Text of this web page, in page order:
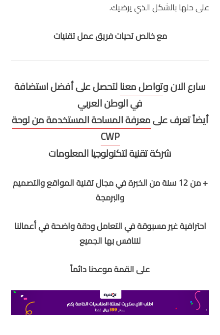
على حلها بالشكل الذي يرضيك.
مع خالص تحيات فريق عمل تقنيات
سارع الان وتواصل معنالتحصل على أفضل استضافة
في الوطن العربي
أيضاً تعرف علىمعرفة المساحة المستخدمة من لوحة
CWP
شركة تقنية لتكنولوجيا المعلومات
+ من 12 سنة من الخبرة في مجال تقنية المواقع والتصميم
والبرمجة
احترافية غير مسبوقة في التعامل ودقة واضحة في أعمالنا
لننافس بها الجميع
على القمة موعدنا دائماً